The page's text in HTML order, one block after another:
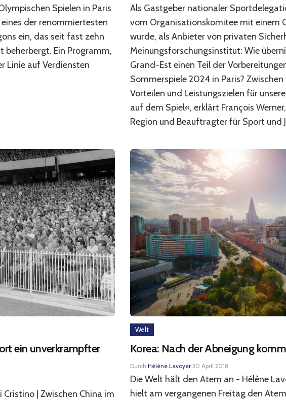
Spielen in Paris
der renommiertesten
ein, das seit fast zehn
beherbergt. Ein Programm,
Linie auf Verdiensten
Als Gastgeber nationaler
vom Organisationskomitee mit einem
wurde, als Anbieter von privaten
Meinungsforschungsinstitut: Wie
Grand-Est einen Teil der
Sommerspiele 2024 in Paris?
Vorteilen und Leistungszielen für
auf dem Spiel«, erklärt François
Region und Beauftragter für Sport und
ein unverkrampfter
Cristino | Zwischen China im
Welt
Korea: Nach der Abneigung
Durch Hélène Lavoyer·30 April 2018
Die Welt hält den Atem an - Hélène
hielt am vergangenen Freitag den